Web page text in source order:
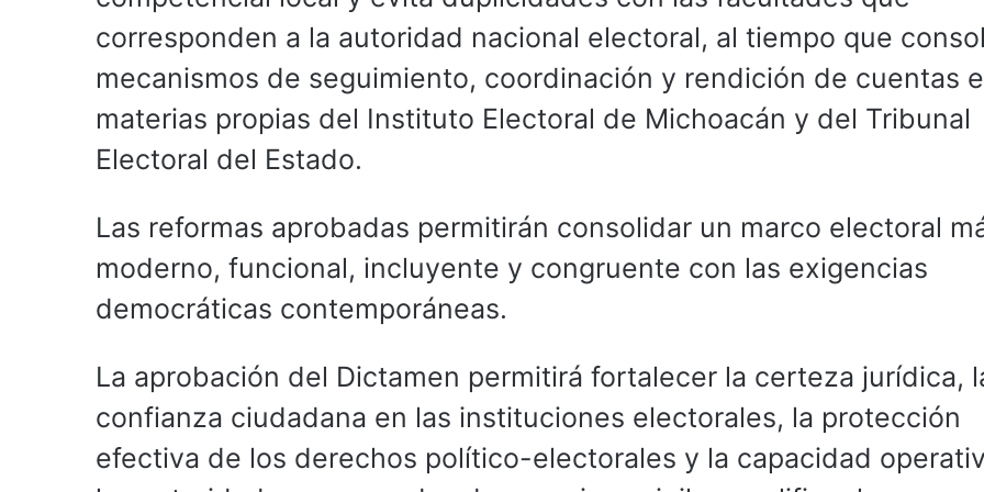
corresponden a la autoridad nacional electoral, al tiempo que
mecanismos de seguimiento, coordinación y rendición de cuentas
materias propias del Instituto Electoral de Michoacán y del Tribunal
Electoral del Estado.
Las reformas aprobadas permitirán consolidar un marco electoral
moderno, funcional, incluyente y congruente con las exigencias
democráticas contemporáneas.
La aprobación del Dictamen permitirá fortalecer la certeza jurídica,
confianza ciudadana en las instituciones electorales, la protección
efectiva de los derechos político-electorales y la capacidad